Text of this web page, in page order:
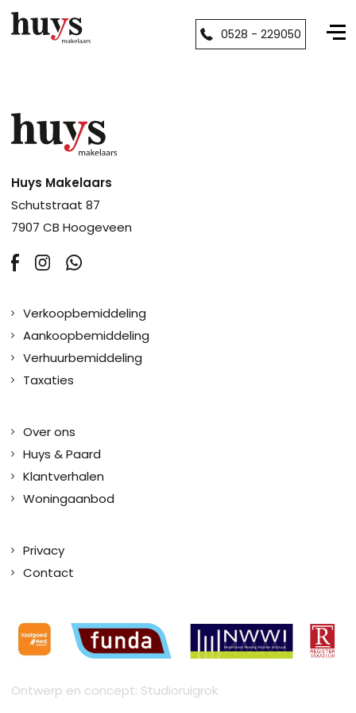
0528 - 229050
Huys Makelaars
Schutstraat 87
7907 CB Hoogeveen
Verkoopbemiddeling
Aankoopbemiddeling
Verhuurbemiddeling
Taxaties
Over ons
Huys & Paard
Klantverhalen
Woningaanbod
Privacy
Contact
Ontwerp en concept: Studioruigrok